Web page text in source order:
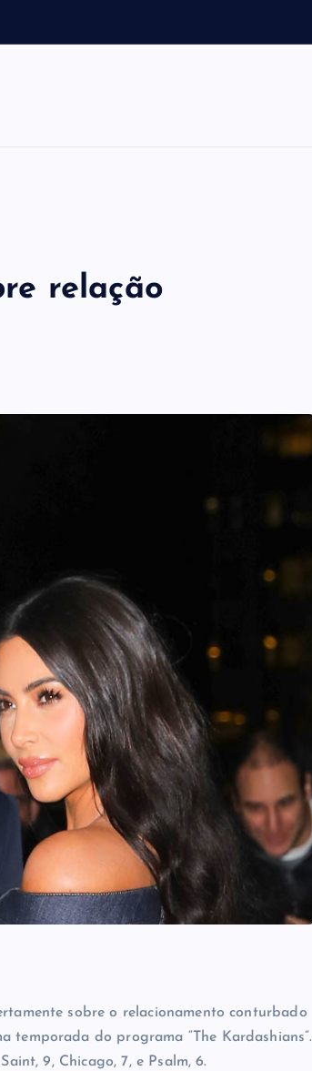
relação
sobre o relacionamento conturbado
temporada do programa “The Kardashians”.
9, Chicago, 7, e Psalm, 6.